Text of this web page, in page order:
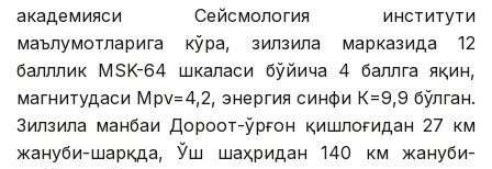
академияси Сейсмология институти
маълумотларига кўра, зилзила марказида 12
балллик MSK-64 шкаласи бўйича 4 баллга яқин,
магнитудаси Mpv=4,2, энергия синфи К=9,9 бўлган.
Зилзила манбаи Дороот-Қўрғон қишлоғидан 27 км
жануби-шарқда, Ўш шаҳридан 140 км жануби-